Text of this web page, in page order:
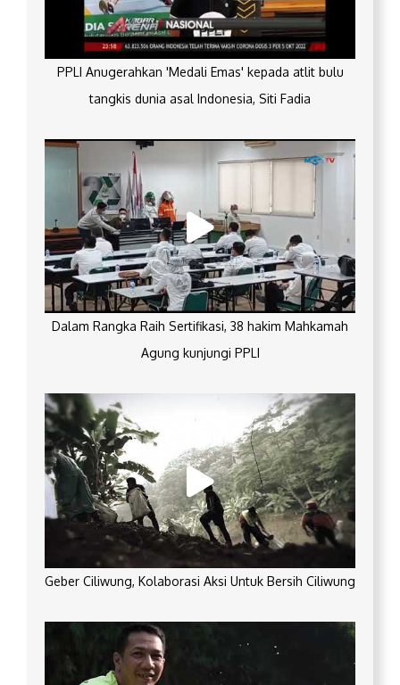
PPLI Anugerahkan 'Medali Emas' kepada atlit bulu
tangkis dunia asal Indonesia, Siti Fadia
Dalam Rangka Raih Sertifikasi, 38 hakim Mahkamah
Agung kunjungi PPLI
Geber Ciliwung, Kolaborasi Aksi Untuk Bersih Ciliwung